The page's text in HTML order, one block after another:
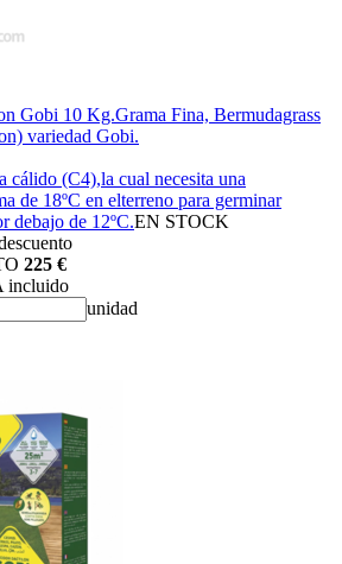
Gobi 10 Kg.Grama Fina, Bermudagrass
variedad Gobi.
cálido (C4),la cual necesita una
de 18ºC en elterreno para germinar
debajo de 12ºC.EN STOCK
225 €
incluido
unidad